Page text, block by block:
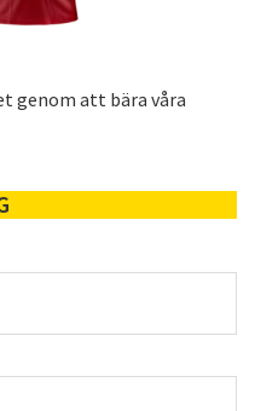
genom att bära våra